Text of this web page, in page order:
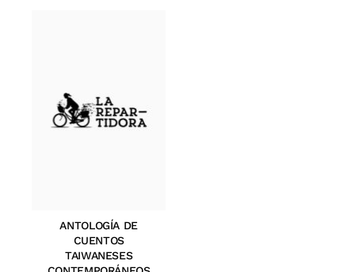
ANTOLOGÍA DE
CUENTOS
TAIWANESES